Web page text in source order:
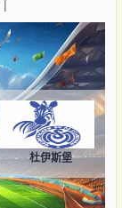
杜伊斯堡